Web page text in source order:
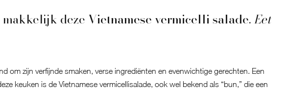
makkelijk deze Vietnamese vermicelli salade.Eet
om zijn verfijnde smaken, verse ingrediënten en evenwichtige gerechten. Een
keuken is de Vietnamese vermicellisalade, ook wel bekend als “bun,” die een